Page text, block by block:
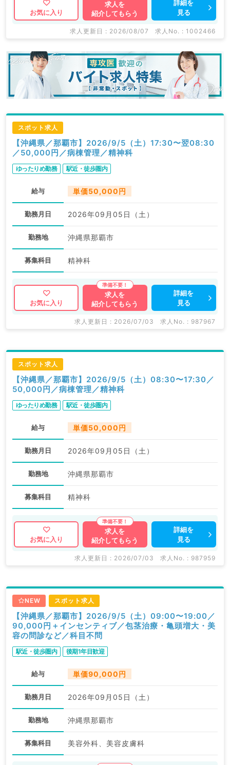
お気に入り
求人を
紹介してもらう
詳細を
見る
求人更新日 : 2026/08/07 求人No. : 1002466
スポット求人
【沖縄県／那覇市】2026/9/5（土）17:30〜翌08:30
／50,000円／病棟管理／精神科
ゆったりめ勤務 駅近・徒歩圏内
給与 単価50,000円
勤務月日 2026年09月05日（土）
勤務地 沖縄県那覇市
募集科目 精神科
お気に入り
求人を
紹介してもらう
詳細を
見る
求人更新日 : 2026/07/03 求人No. : 987967
スポット求人
【沖縄県／那覇市】2026/9/5（土）08:30〜17:30／
50,000円／病棟管理／精神科
ゆったりめ勤務 駅近・徒歩圏内
給与 単価50,000円
勤務月日 2026年09月05日（土）
勤務地 沖縄県那覇市
募集科目 精神科
お気に入り
求人を
紹介してもらう
詳細を
見る
求人更新日 : 2026/07/03 求人No. : 987959
NEW スポット求人
【沖縄県／那覇市】2026/9/5（土）09:00〜19:00／
90,000円＋インセンティブ／包茎治療・亀頭増大・美
容の問診など／科目不問
駅近・徒歩圏内 後期1年目歓迎
給与 単価90,000円
勤務月日 2026年09月05日（土）
勤務地 沖縄県那覇市
募集科目 美容外科、美容皮膚科